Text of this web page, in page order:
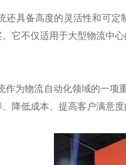
还具备高度的灵活性和可
它不仅适用于大型物流中
作为物流自动化领域的一项
降低成本、提高客户满意